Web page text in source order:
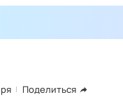
Поделиться